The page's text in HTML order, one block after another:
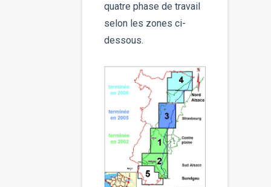
quatre phase de travail
selon les zones ci-
dessous.